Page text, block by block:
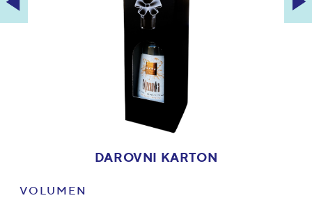
DAROVNI KARTON
VOLUMEN